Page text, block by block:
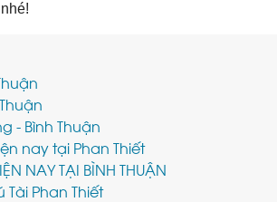
- Bình Thuận
nay tại Phan Thiết
NAY TẠI BÌNH THUẬN
Phan Thiết